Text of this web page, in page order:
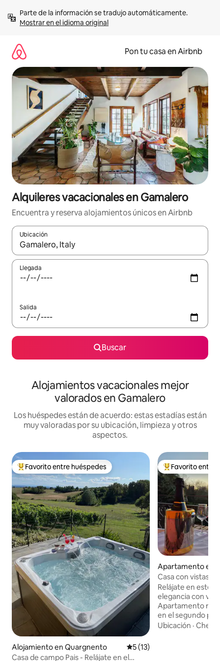
contenidoMostrar en el idioma original
Pon tu casa en Airbnb
Alquileres vacacionales en Gamalero
Encuentra y reserva alojamientos únicos en Airbnb
Ubicación
Cuando los resultados estén disponibles, navega con las
Llegada
Salida
Buscar
Alojamientos vacacionales mejor
valorados en Gamalero
Los huéspedes están de acuerdo: estas estadías están
muy valoradas por su ubicación, limpieza y otros
aspectos.
Favorito entre huéspedes preferido
Favorito entre huéspedes
Alojamiento en Quargnento Calificación promedio: 5 de
5 (13)
Casa de campo Pais - Relájate en el
Favorito entre
Favorito entre
Apartamento en
omeo
Casa con vistas
acondicionado,
Relájate en este
elegancia con
Apartamento
en el segundo
desde el
Ubicación ·